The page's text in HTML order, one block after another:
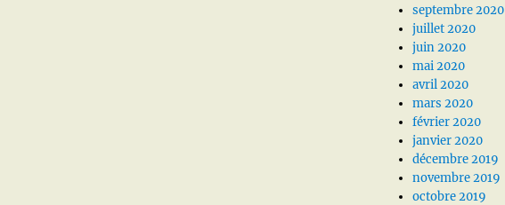
septembre 2020
juillet 2020
juin 2020
mai 2020
avril 2020
mars 2020
février 2020
janvier 2020
décembre 2019
novembre 2019
octobre 2019